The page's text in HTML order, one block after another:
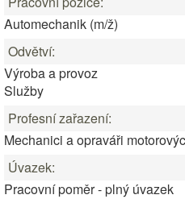
Automechanik (m/ž)
Odvětví:
Výroba a provoz
Služby
Profesní zařazení:
Mechanici a opraváři
Úvazek:
Pracovní poměr - plný úvazek